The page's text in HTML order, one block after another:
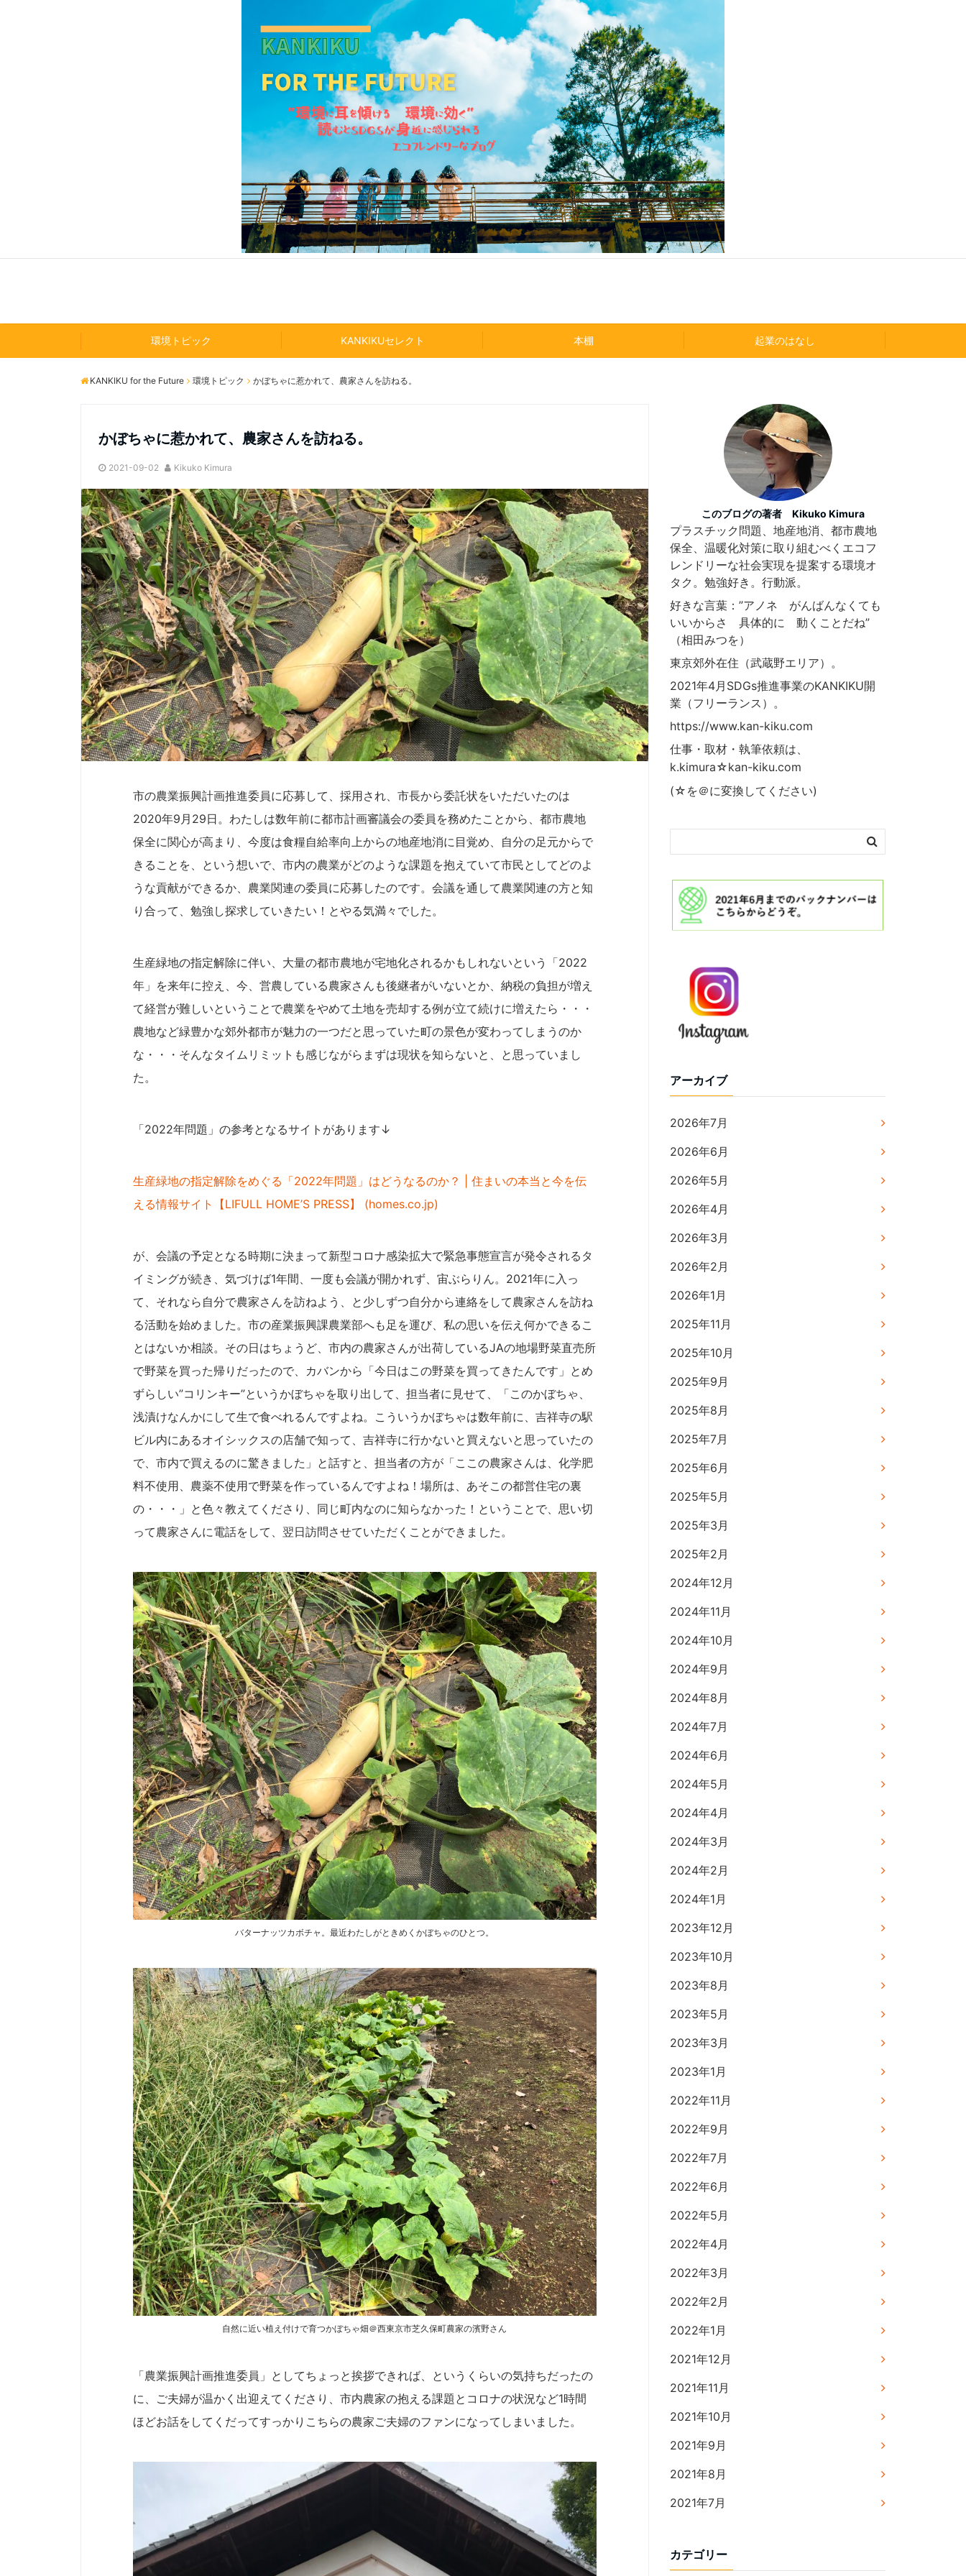
環境トピック KANKIKUセレクト 本棚 起業のはなし
KANKIKU for the Future 環境トピック かぼちゃに惹かれて、農家さんを訪ねる。
かぼちゃに惹かれて、農家さんを訪ねる。
2021-09-02 Kikuko Kimura
市の農業振興計画推進委員に応募して、採用され、市長から委託状をいただいたのは
2020年9月29日。わたしは数年前に都市計画審議会の委員を務めたことから、都市農地
保全に関心が高まり、今度は食糧自給率向上からの地産地消に目覚め、自分の足元からで
きることを、という想いで、市内の農業がどのような課題を抱えていて市民としてどのよ
うな貢献ができるか、農業関連の委員に応募したのです。会議を通して農業関連の方と知
り合って、勉強し探求していきたい！とやる気満々でした。
生産緑地の指定解除に伴い、大量の都市農地が宅地化されるかもしれないという「2022
年」を来年に控え、今、営農している農家さんも後継者がいないとか、納税の負担が増え
て経営が難しいということで農業をやめて土地を売却する例が立て続けに増えたら・・・
農地など緑豊かな郊外都市が魅力の一つだと思っていた町の景色が変わってしまうのか
な・・・そんなタイムリミットも感じながらまずは現状を知らないと、と思っていまし
た。
「2022年問題」の参考となるサイトがあります↓
生産緑地の指定解除をめぐる「2022年問題」はどうなるのか？ | 住まいの本当と今を伝
える情報サイト【LIFULL HOME’S PRESS】 (homes.co.jp)
が、会議の予定となる時期に決まって新型コロナ感染拡大で緊急事態宣言が発令されるタ
イミングが続き、気づけば1年間、一度も会議が開かれず、宙ぶらりん。2021年に入っ
て、それなら自分で農家さんを訪ねよう、と少しずつ自分から連絡をして農家さんを訪ね
る活動を始めました。市の産業振興課農業部へも足を運び、私の思いを伝え何かできるこ
とはないか相談。その日はちょうど、市内の農家さんが出荷しているJAの地場野菜直売所
で野菜を買った帰りだったので、カバンから「今日はこの野菜を買ってきたんです」とめ
ずらしい”コリンキー”というかぼちゃを取り出して、担当者に見せて、「このかぼちゃ、
浅漬けなんかにして生で食べれるんですよね。こういうかぼちゃは数年前に、吉祥寺の駅
ビル内にあるオイシックスの店舗で知って、吉祥寺に行かないと買えないと思っていたの
で、市内で買えるのに驚きました」と話すと、担当者の方が「ここの農家さんは、化学肥
料不使用、農薬不使用で野菜を作っているんですよね！場所は、あそこの都営住宅の裏
の・・・」と色々教えてくださり、同じ町内なのに知らなかった！ということで、思い切
って農家さんに電話をして、翌日訪問させていただくことができました。
バターナッツカボチャ。最近わたしがときめくかぼちゃのひとつ。
自然に近い植え付けで育つかぼちゃ畑＠西東京市芝久保町農家の濱野さん
「農業振興計画推進委員」としてちょっと挨拶できれば、というくらいの気持ちだったの
に、ご夫婦が温かく出迎えてくださり、市内農家の抱える課題とコロナの状況など1時間
ほどお話をしてくだってすっかりこちらの農家ご夫婦のファンになってしまいました。
このブログの著者 Kikuko Kimura
プラスチック問題、地産地消、都市農地
保全、温暖化対策に取り組むべくエコフ
レンドリーな社会実現を提案する環境オ
タク。勉強好き。行動派。
好きな言葉：”アノネ がんばんなくても
いいからさ 具体的に 動くことだね”
（相田みつを）
東京郊外在住（武蔵野エリア）。
2021年4月SDGs推進事業のKANKIKU開
業（フリーランス）。
https://www.kan-kiku.com
仕事・取材・執筆依頼は、
k.kimura☆kan-kiku.com
(☆を＠に変換してください)
アーカイブ
2026年7月
2026年6月
2026年5月
2026年4月
2026年3月
2026年2月
2026年1月
2025年11月
2025年10月
2025年9月
2025年8月
2025年7月
2025年6月
2025年5月
2025年3月
2025年2月
2024年12月
2024年11月
2024年10月
2024年9月
2024年8月
2024年7月
2024年6月
2024年5月
2024年4月
2024年3月
2024年2月
2024年1月
2023年12月
2023年10月
2023年8月
2023年5月
2023年3月
2023年1月
2022年11月
2022年9月
2022年7月
2022年6月
2022年5月
2022年4月
2022年3月
2022年2月
2022年1月
2021年12月
2021年11月
2021年10月
2021年9月
2021年8月
2021年7月
カテゴリー